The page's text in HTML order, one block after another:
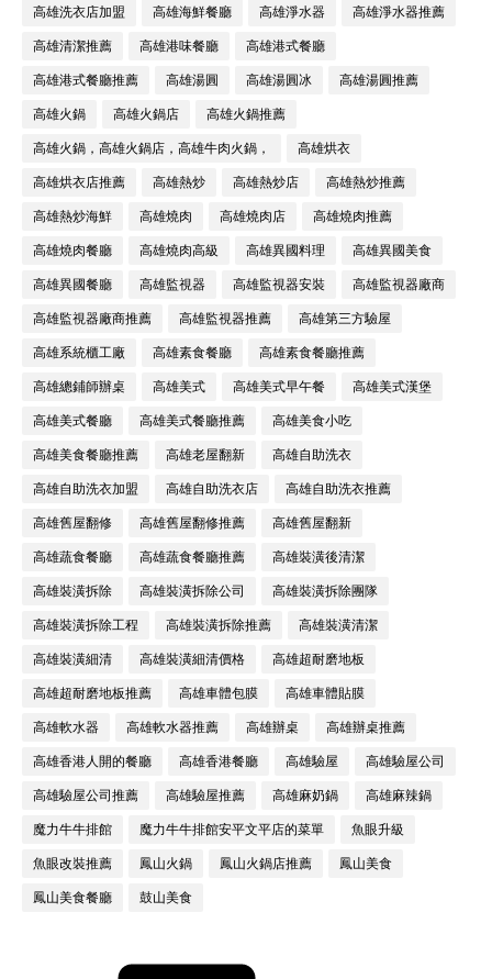
高雄洗衣店加盟 高雄海鮮餐廳 高雄淨水器 高雄淨水器推薦
高雄清潔推薦 高雄港味餐廳 高雄港式餐廳
高雄港式餐廳推薦 高雄湯圓 高雄湯圓冰 高雄湯圓推薦
高雄火鍋 高雄火鍋店 高雄火鍋推薦
高雄火鍋，高雄火鍋店，高雄牛肉火鍋， 高雄烘衣
高雄烘衣店推薦 高雄熱炒 高雄熱炒店 高雄熱炒推薦
高雄熱炒海鮮 高雄燒肉 高雄燒肉店 高雄燒肉推薦
高雄燒肉餐廳 高雄燒肉高級 高雄異國料理 高雄異國美食
高雄異國餐廳 高雄監視器 高雄監視器安裝 高雄監視器廠商
高雄監視器廠商推薦 高雄監視器推薦 高雄第三方驗屋
高雄系統櫃工廠 高雄素食餐廳 高雄素食餐廳推薦
高雄總鋪師辦桌 高雄美式 高雄美式早午餐 高雄美式漢堡
高雄美式餐廳 高雄美式餐廳推薦 高雄美食小吃
高雄美食餐廳推薦 高雄老屋翻新 高雄自助洗衣
高雄自助洗衣加盟 高雄自助洗衣店 高雄自助洗衣推薦
高雄舊屋翻修 高雄舊屋翻修推薦 高雄舊屋翻新
高雄蔬食餐廳 高雄蔬食餐廳推薦 高雄裝潢後清潔
高雄裝潢拆除 高雄裝潢拆除公司 高雄裝潢拆除團隊
高雄裝潢拆除工程 高雄裝潢拆除推薦 高雄裝潢清潔
高雄裝潢細清 高雄裝潢細清價格 高雄超耐磨地板
高雄超耐磨地板推薦 高雄車體包膜 高雄車體貼膜
高雄軟水器 高雄軟水器推薦 高雄辦桌 高雄辦桌推薦
高雄香港人開的餐廳 高雄香港餐廳 高雄驗屋 高雄驗屋公司
高雄驗屋公司推薦 高雄驗屋推薦 高雄麻奶鍋 高雄麻辣鍋
魔力牛牛排館 魔力牛牛排館安平文平店的菜單 魚眼升級
魚眼改裝推薦 鳳山火鍋 鳳山火鍋店推薦 鳳山美食
鳳山美食餐廳 鼓山美食